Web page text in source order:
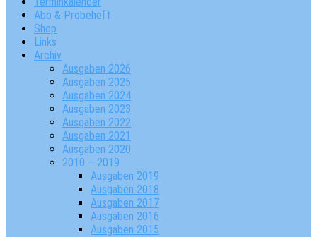
Abo & Probeheft
Shop
Links
Archiv
Ausgaben 2026
Ausgaben 2025
Ausgaben 2024
Ausgaben 2023
Ausgaben 2022
Ausgaben 2021
Ausgaben 2020
2010 – 2019
Ausgaben 2019
Ausgaben 2018
Ausgaben 2017
Ausgaben 2016
Ausgaben 2015